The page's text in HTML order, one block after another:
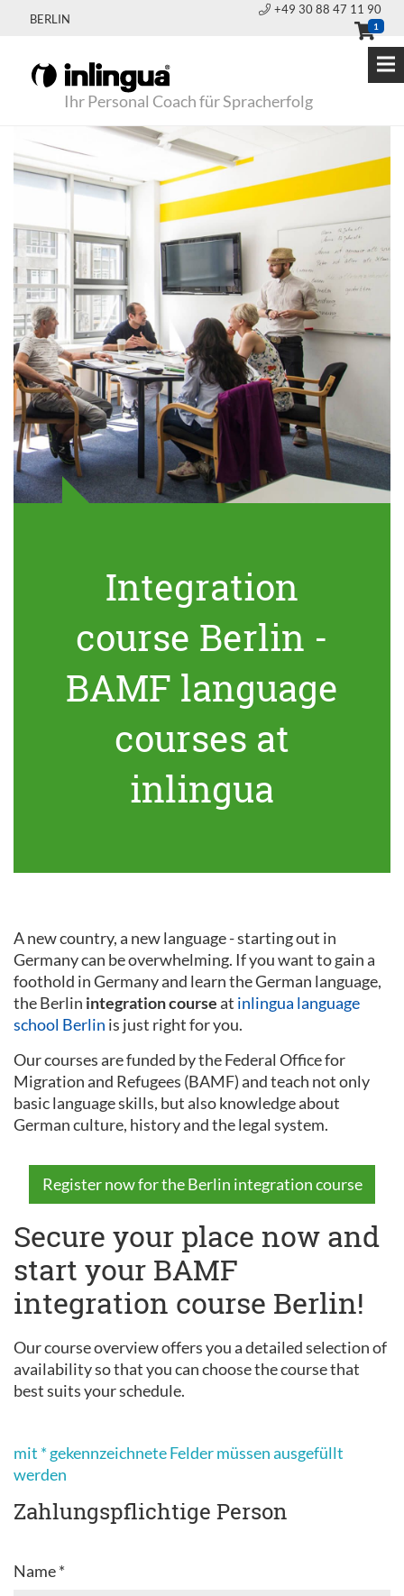
BERLIN
+49 30 88 47 11 90
1
Ihr Personal Coach für Spracherfolg
Integration
course Berlin -
BAMF language
courses at
inlingua
A new country, a new language - starting out in
Germany can be overwhelming. If you want to gain a
foothold in Germany and learn the German language,
the Berlin integration courseat inlingua language
school Berlin is just right for you.
Our courses are funded by the Federal Office for
Migration and Refugees (BAMF) and teach not only
basic language skills, but also knowledge about
German culture, history and the legal system.
Register now for the Berlin integration course
Secure your place now and
start your BAMF
integration course Berlin!
Our course overview offers you a detailed selection of
availability so that you can choose the course that
best suits your schedule.
mit * gekennzeichnete Felder müssen ausgefüllt
werden
Zahlungspflichtige Person
Name *